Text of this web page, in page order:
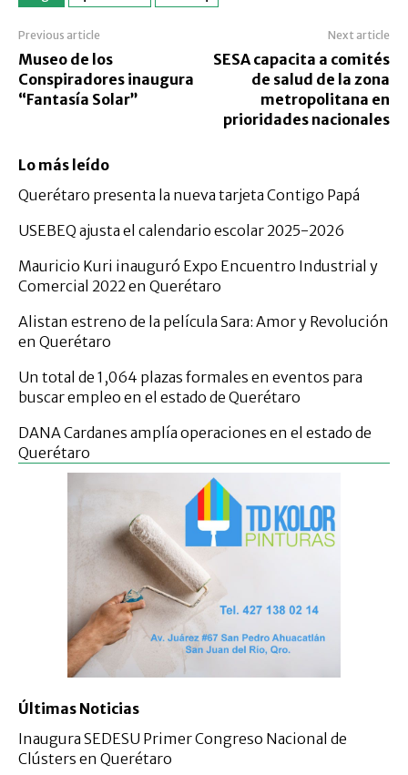
Previous article
Museo de los
Conspiradores inaugura
“Fantasía Solar”
Next article
SESA capacita a comités
de salud de la zona
metropolitana en
prioridades nacionales
Lo más leído
Querétaro presenta la nueva tarjeta Contigo Papá
USEBEQ ajusta el calendario escolar 2025-2026
Mauricio Kuri inauguró Expo Encuentro Industrial y
Comercial 2022 en Querétaro
Alistan estreno de la película Sara: Amor y Revolución
en Querétaro
Un total de 1,064 plazas formales en eventos para
buscar empleo en el estado de Querétaro
DANA Cardanes amplía operaciones en el estado de
Querétaro
Últimas Noticias
Inaugura SEDESU Primer Congreso Nacional de
Clústers en Querétaro